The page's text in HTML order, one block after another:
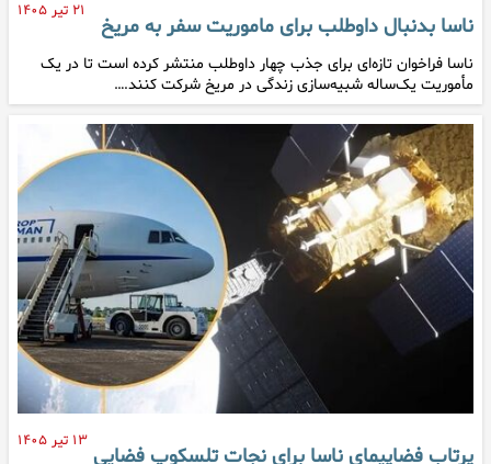
۲۱ تیر ۱۴۰۵
ناسا بدنبال داوطلب برای ماموریت سفر به مریخ
ناسا فراخوان تازه‌ای برای جذب چهار داوطلب منتشر کرده است تا در یک
مأموریت یک‌ساله شبیه‌سازی زندگی در مریخ شرکت کنند.…
۱۳ تیر ۱۴۰۵
پرتاب فضاپیمای ناسا برای نجات تلسکوپ فضایی